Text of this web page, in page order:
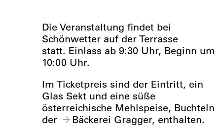
Die Veranstaltung findet bei
Schönwetter auf der Terrasse
statt. Einlass ab 9:30 Uhr, Beginn um
10:00 Uhr.
Im Ticketpreis sind der Eintritt, ein
Glas Sekt und eine süße
österreichische Mehlspeise, Buchteln
der
Bäckerei Gragger, enthalten.